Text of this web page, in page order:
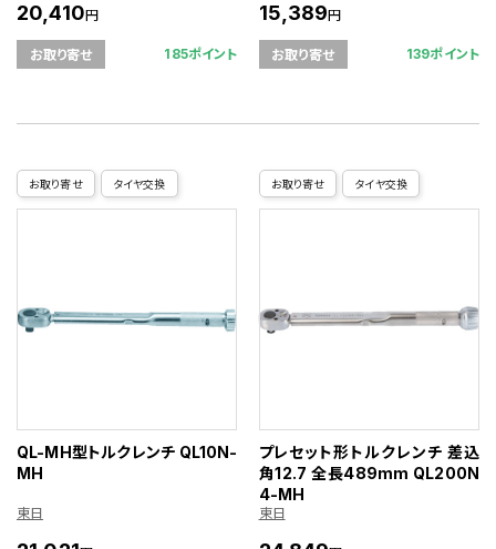
20,410円
お取り寄せ 185ポイント
15,389円
お取り寄せ 139ポイント
お取り寄せ タイヤ交換
QL-MH型トルクレンチ QL10N-
MH
東日
お取り寄せ タイヤ交換
プレセット形トルクレンチ 差込
角12.7 全長489mm QL200N
4-MH
東日